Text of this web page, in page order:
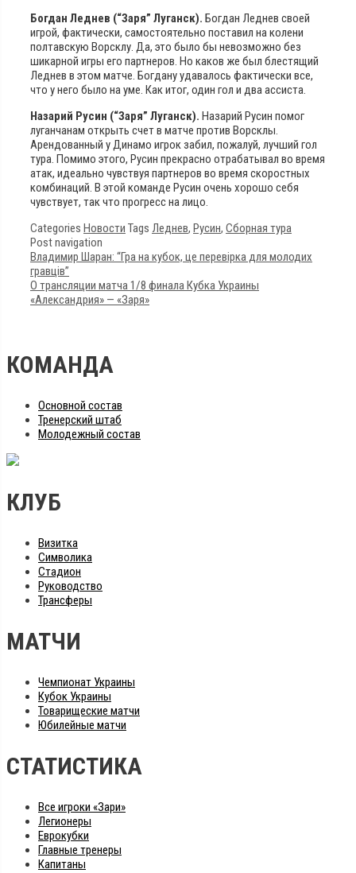
Богдан Леднев (“Заря” Луганск). Богдан Леднев своей
игрой, фактически, самостоятельно поставил на колени
полтавскую Ворсклу. Да, это было бы невозможно без
шикарной игры его партнеров. Но каков же был блестящий
Леднев в этом матче. Богдану удавалось фактически все,
что у него было на уме. Как итог, один гол и два ассиста.
Назарий Русин (“Заря” Луганск). Назарий Русин помог
луганчанам открыть счет в матче против Ворсклы.
Арендованный у Динамо игрок забил, пожалуй, лучший гол
тура. Помимо этого, Русин прекрасно отрабатывал во время
атак, идеально чувствуя партнеров во время скоростных
комбинаций. В этой команде Русин очень хорошо себя
чувствует, так что прогресс на лицо.
Categories Новости Tags Леднев, Русин, Сборная тура
Post navigation
Владимир Шаран: “Гра на кубок, це перевірка для молодих
гравців”
О трансляции матча 1/8 финала Кубка Украины
«Александрия» — «Заря»
КОМАНДА
Основной состав
Тренерский штаб
Молодежный состав
КЛУБ
Визитка
Символика
Стадион
Руководство
Трансферы
МАТЧИ
Чемпионат Украины
Кубок Украины
Товарищеские матчи
Юбилейные матчи
СТАТИСТИКА
Все игроки «Зари»
Легионеры
Еврокубки
Главные тренеры
Капитаны